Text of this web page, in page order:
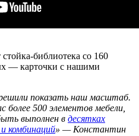
стойка-библиотека со 160
— карточки с нашими
показать наш масштаб.
500 элементов мебели,
выполнен в десятках
комбинаций» — Константин